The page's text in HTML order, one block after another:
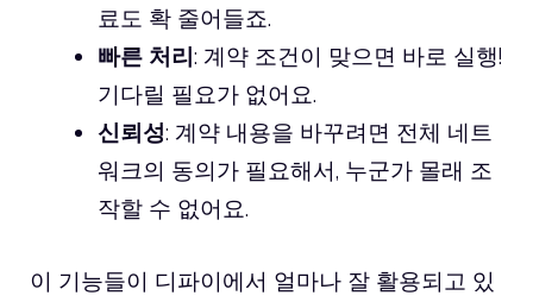
료도 확 줄어들죠.
빠른 처리: 계약 조건이 맞으면 바로 실행!
기다릴 필요가 없어요.
신뢰성: 계약 내용을 바꾸려면 전체 네트
워크의 동의가 필요해서, 누군가 몰래 조
작할 수 없어요.
이 기능들이 디파이에서 얼마나 잘 활용되고 있